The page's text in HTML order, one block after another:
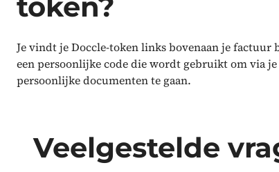
Je vindt je Doccle-token links bovenaan je factuur
een persoonlijke code die wordt gebruikt om via
persoonlijke documenten te gaan.
Veelgestelde